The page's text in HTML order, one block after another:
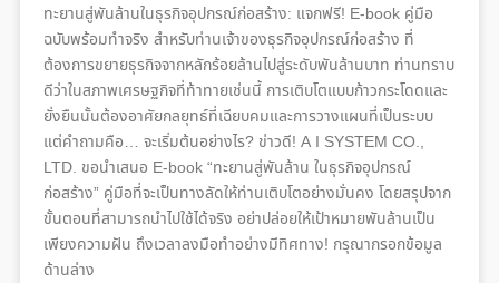
ทะยานสู่พันล้านในธุรกิจอุปกรณ์ก่อสร้าง: แจกฟรี! E-book คู่มือ
ฉบับพร้อมทำจริง สำหรับท่านเจ้าของธุรกิจอุปกรณ์ก่อสร้าง ที่
ต้องการขยายธุรกิจจากหลักร้อยล้านไปสู่ระดับพันล้านบาท ท่านทราบ
ดีว่าในสภาพเศรษฐกิจที่ท้าทายเช่นนี้ การเติบโตแบบก้าวกระโดดและ
ยั่งยืนนั้นต้องอาศัยกลยุทธ์ที่เฉียบคมและการวางแผนที่เป็นระบบ
แต่คำถามคือ… จะเริ่มต้นอย่างไร? ข่าวดี! A I SYSTEM CO.,
LTD. ขอนำเสนอ E-book “ทะยานสู่พันล้าน ในธุรกิจอุปกรณ์
ก่อสร้าง” คู่มือที่จะเป็นทางลัดให้ท่านเติบโตอย่างมั่นคง โดยสรุปจาก
ขั้นตอนที่สามารถนำไปใช้ได้จริง อย่าปล่อยให้เป้าหมายพันล้านเป็น
เพียงความฝัน ถึงเวลาลงมือทำอย่างมีทิศทาง! กรุณากรอกข้อมูล
ด้านล่าง